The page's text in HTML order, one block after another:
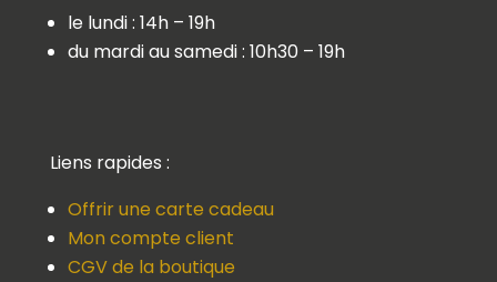
le lundi : 14h – 19h
du mardi au samedi : 10h30 – 19h
Liens rapides :
Offrir une carte cadeau
Mon compte client
CGV de la boutique